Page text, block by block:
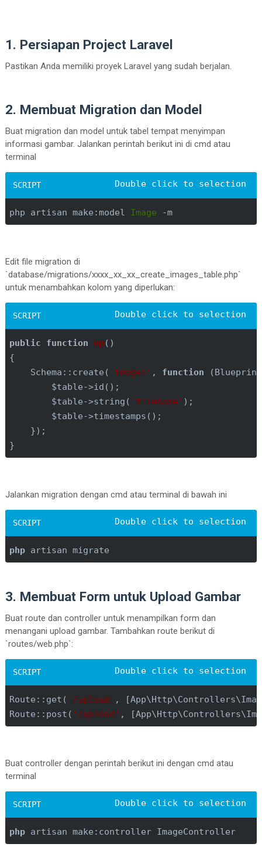
1. Persiapan Project Laravel
Pastikan Anda memiliki proyek Laravel yang sudah berjalan.
2. Membuat Migration dan Model
Buat migration dan model untuk tabel tempat menyimpan
informasi gambar. Jalankan perintah berikut ini di cmd atau
terminal
php artisan make:model Image -m
Edit file migration di
`database/migrations/xxxx_xx_xx_create_images_table.php`
untuk menambahkan kolom yang diperlukan:
public function up()
{
    Schema::create(
'images' , function
        $table->id();
        $table->string(
'filename' );
        $table->timestamps();
    });
}
Jalankan migration dengan cmd atau terminal di bawah ini
php
3. Membuat Form untuk Upload Gambar
Buat route dan controller untuk menampilkan form dan
menangani upload gambar. Tambahkan route berikut di
`routes/web.php`:
Route::get( '/upload' ,
Route::post( '/upload' ,
Buat controller dengan perintah berikut ini dengan cmd atau
terminal
php artisan make:controller ImageController